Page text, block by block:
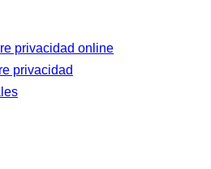
privacidad online
privacidad